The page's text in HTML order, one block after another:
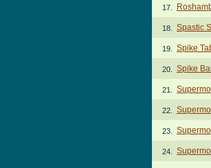
17.
18. Spastic
19. Spike
20. Spike
21.
22.
23.
24.